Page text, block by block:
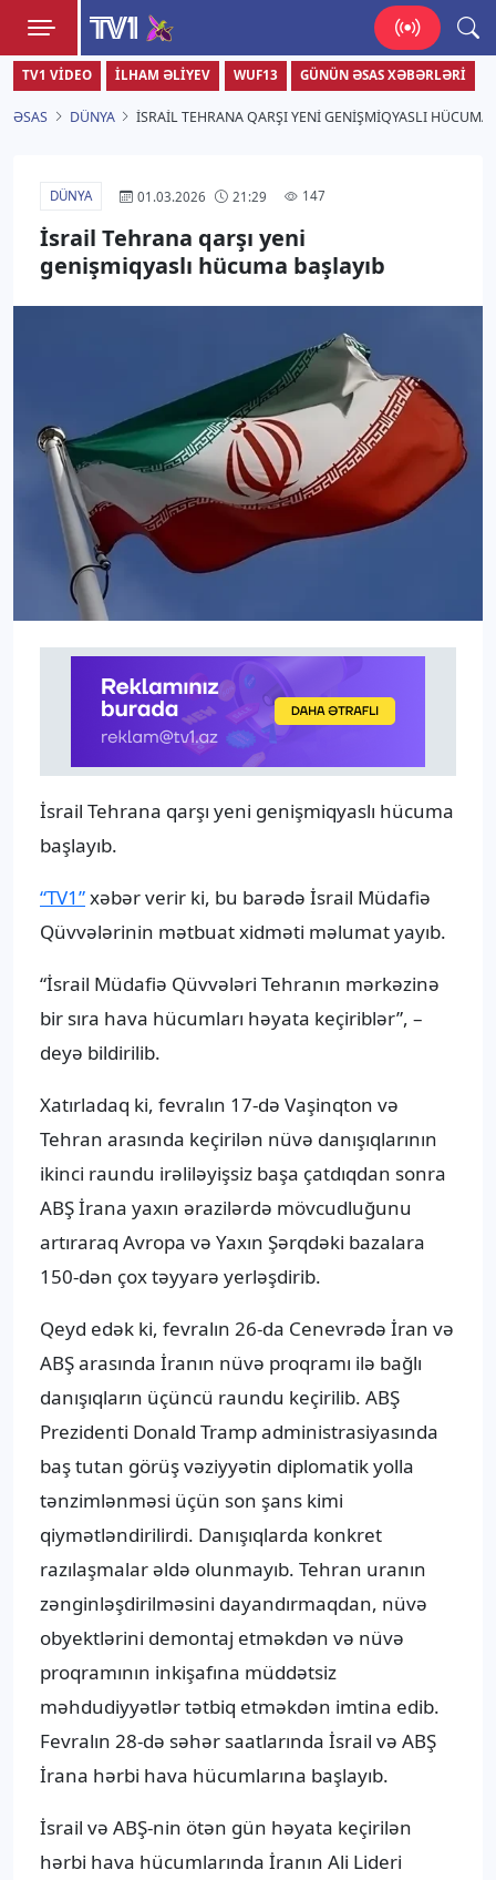
TV1
Zamanı bizimlə yaşa!
TV1 VIDEO İLHAM ƏLIYEV WUF13 GÜNÜN ƏSAS XƏBƏRLƏRI
ƏSAS DÜNYA İSRAIL TEHRANA QARŞI YENI GENIŞMIQYASLI HÜCUMA
DÜNYA 01.03.2026 21:29 147
İsrail Tehrana qarşı yeni
genişmiqyaslı hücuma başlayıb
İsrail Tehrana qarşı yeni genişmiqyaslı hücuma
başlayıb.
“TV1”xəbər verir ki, bu barədə İsrail Müdafiə
Qüvvələrinin mətbuat xidməti məlumat yayıb.
“İsrail Müdafiə Qüvvələri Tehranın mərkəzinə
bir sıra hava hücumları həyata keçiriblər”, –
deyə bildirilib.
Xatırladaq ki, fevralın 17-də Vaşinqton və
Tehran arasında keçirilən nüvə danışıqlarının
ikinci raundu irəliləyişsiz başa çatdıqdan sonra
ABŞ İrana yaxın ərazilərdə mövcudluğunu
artıraraq Avropa və Yaxın Şərqdəki bazalara
150-dən çox təyyarə yerləşdirib.
Qeyd edək ki, fevralın 26-da Cenevrədə İran və
ABŞ arasında İranın nüvə proqramı ilə bağlı
danışıqların üçüncü raundu keçirilib. ABŞ
Prezidenti Donald Tramp administrasiyasında
baş tutan görüş vəziyyətin diplomatik yolla
tənzimlənməsi üçün son şans kimi
qiymətləndirilirdi. Danışıqlarda konkret
razılaşmalar əldə olunmayıb. Tehran uranın
zənginləşdirilməsini dayandırmaqdan, nüvə
obyektlərini demontaj etməkdən və nüvə
proqramının inkişafına müddətsiz
məhdudiyyətlər tətbiq etməkdən imtina edib.
Fevralın 28-də səhər saatlarında İsrail və ABŞ
İrana hərbi hava hücumlarına başlayıb.
İsrail və ABŞ-nin ötən gün həyata keçirilən
hərbi hava hücumlarında İranın Ali Lideri